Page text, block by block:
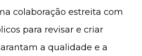
colaboração estreita com
para revisar e criar
a qualidade e a